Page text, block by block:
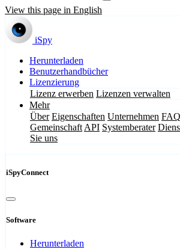
View this page in English
iSpy
Herunterladen
Benutzerhandbücher
Lizenzierung
Lizenz erwerben Lizenzen verwalten
Mehr
Über Eigenschaften Unternehmen FAQ
Gemeinschaft API Systemberater
Sie uns
iSpyConnect
Software
Herunterladen